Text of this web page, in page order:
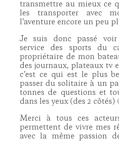
transmettre au mieux ce
les transporter avec
l’aventure encore un peu
Je suis donc passé
service des sports du
propriétaire de mon
des journaux, plateaux tv
c’est ce qui est le plus
passer du solitaire à un
tonnes de questions et
dans les yeux (des 2 côtés)
Merci à tous ces
permettent de vivre mes
avec la même passion